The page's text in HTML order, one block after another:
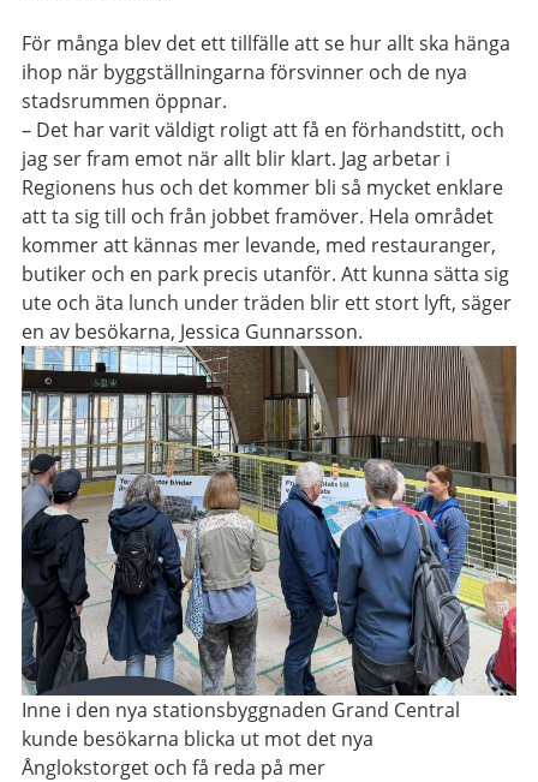
För många blev det ett tillfälle att se hur allt ska hänga
ihop när byggställningarna försvinner och de nya
stadsrummen öppnar.
– Det har varit väldigt roligt att få en förhandstitt, och
jag ser fram emot när allt blir klart. Jag arbetar i
Regionens hus och det kommer bli så mycket enklare
att ta sig till och från jobbet framöver. Hela området
kommer att kännas mer levande, med restauranger,
butiker och en park precis utanför. Att kunna sätta sig
ute och äta lunch under träden blir ett stort lyft, säger
en av besökarna, Jessica Gunnarsson.
Inne i den nya stationsbyggnaden Grand Central
kunde besökarna blicka ut mot det nya
Ånglokstorget och få reda på mer